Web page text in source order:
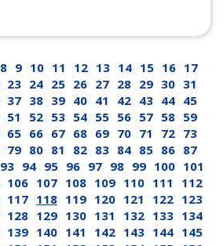
8 9 10 11 12 13 14 15 16 17
23 24 25 26 27 28 29 30 31
37 38 39 40 41 42 43 44 45
51 52 53 54 55 56 57 58 59
65 66 67 68 69 70 71 72 73
79 80 81 82 83 84 85 86 87
93 94 95 96 97 98 99 100 101
106 107 108 109 110 111
112
117 118 119 120 121 122 123
128 129 130 131 132 133 134
139 140 141 142 143 144 145